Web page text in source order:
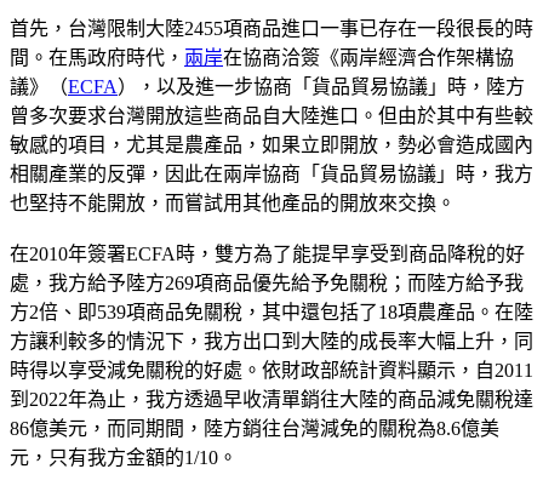
首先，台灣限制大陸2455項商品進口一事已存在一段很長的時
間。在馬政府時代， 兩岸在協商洽簽《兩岸經濟合作架構協
議》（ECFA），以及進一步協商「貨品貿易協議」時，陸方
曾多次要求台灣開放這些商品自大陸進口。但由於其中有些較
敏感的項目，尤其是農產品，如果立即開放，勢必會造成國內
相關產業的反彈，因此在兩岸協商「貨品貿易協議」時，我方
也堅持不能開放，而嘗試用其他產品的開放來交換。
在2010年簽署ECFA時，雙方為了能提早享受到商品降稅的好
處，我方給予陸方269項商品優先給予免關稅；而陸方給予我
方2倍、即539項商品免關稅，其中還包括了18項農產品。在陸
方讓利較多的情況下，我方出口到大陸的成長率大幅上升，同
時得以享受減免關稅的好處。依財政部統計資料顯示，自2011
到2022年為止，我方透過早收清單銷往大陸的商品減免關稅達
86億美元，而同期間，陸方銷往台灣減免的關稅為8.6億美
元，只有我方金額的1/10。